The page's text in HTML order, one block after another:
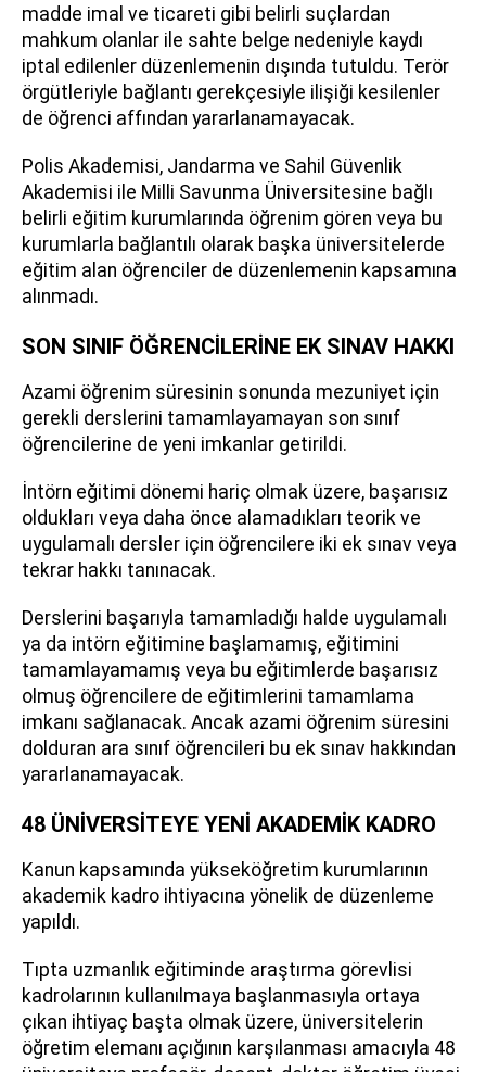
madde imal ve ticareti gibi belirli suçlardan
mahkum olanlar ile sahte belge nedeniyle kaydı
iptal edilenler düzenlemenin dışında tutuldu. Terör
örgütleriyle bağlantı gerekçesiyle ilişiği kesilenler
de öğrenci affından yararlanamayacak.
Polis Akademisi, Jandarma ve Sahil Güvenlik
Akademisi ile Milli Savunma Üniversitesine bağlı
belirli eğitim kurumlarında öğrenim gören veya bu
kurumlarla bağlantılı olarak başka üniversitelerde
eğitim alan öğrenciler de düzenlemenin kapsamına
alınmadı.
SON SINIF ÖĞRENCİLERİNE EK SINAV HAKKI
Azami öğrenim süresinin sonunda mezuniyet için
gerekli derslerini tamamlayamayan son sınıf
öğrencilerine de yeni imkanlar getirildi.
İntörn eğitimi dönemi hariç olmak üzere, başarısız
oldukları veya daha önce alamadıkları teorik ve
uygulamalı dersler için öğrencilere iki ek sınav veya
tekrar hakkı tanınacak.
Derslerini başarıyla tamamladığı halde uygulamalı
ya da intörn eğitimine başlamamış, eğitimini
tamamlayamamış veya bu eğitimlerde başarısız
olmuş öğrencilere de eğitimlerini tamamlama
imkanı sağlanacak. Ancak azami öğrenim süresini
dolduran ara sınıf öğrencileri bu ek sınav hakkından
yararlanamayacak.
48 ÜNİVERSİTEYE YENİ AKADEMİK KADRO
Kanun kapsamında yükseköğretim kurumlarının
akademik kadro ihtiyacına yönelik de düzenleme
yapıldı.
Tıpta uzmanlık eğitiminde araştırma görevlisi
kadrolarının kullanılmaya başlanmasıyla ortaya
çıkan ihtiyaç başta olmak üzere, üniversitelerin
öğretim elemanı açığının karşılanması amacıyla 48